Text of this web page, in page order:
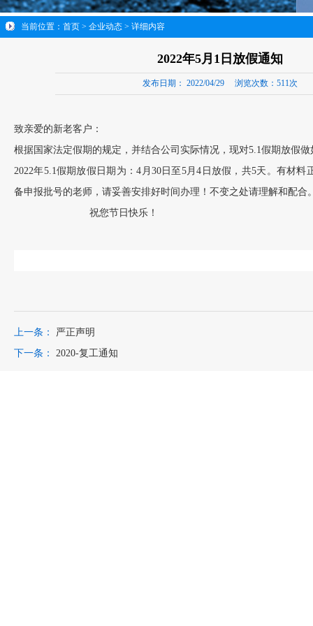
当前位置： 首页 > 企业动态 > 详细内容
2022年5月1日放假通知
发布日期： 2022/04/29 浏览次数： 511次
致亲爱的新老客户：
根据国家法定假期的规定，并结合公司实际情况，现对5.1假期放假做
2022年5.1假期放假日期为：4月30日至5月4日放假，共5天。有材料
备申报批号的老师，请妥善安排好时间办理！不变之处请理解和配合
祝您节日快乐！
上一条： 严正声明
下一条： 2020-复工通知